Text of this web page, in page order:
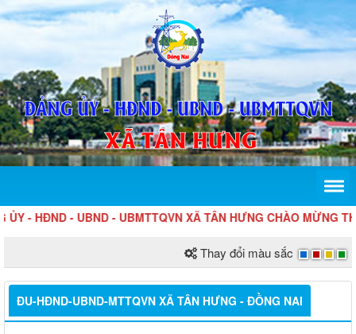
HĐND - UBND - UBMTTQVN XÃ TÂN HƯNG CHÀO MỪNG
Thay đổi màu sắc
ĐU-HĐND-UBND-MTTQVN XÃ TÂN HƯNG - ĐỒNG NAI